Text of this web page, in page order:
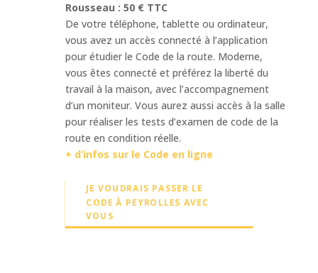
Rousseau : 50 € TTC
De votre téléphone, tablette ou ordinateur,
vous avez un accès connecté à l’application
pour étudier le Code de la route. Moderne,
vous êtes connecté et préférez la liberté du
travail à la maison, avec l’accompagnement
d’un moniteur. Vous aurez aussi accès à la salle
pour réaliser les tests d’examen de code de la
route en condition réelle.
+ d’infos sur le Code en ligne
JE VOUDRAIS PASSER LE
CODE À PEYROLLES AVEC
VOUS